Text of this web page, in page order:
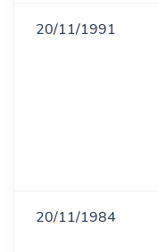
20/11/1991
20/11/1984